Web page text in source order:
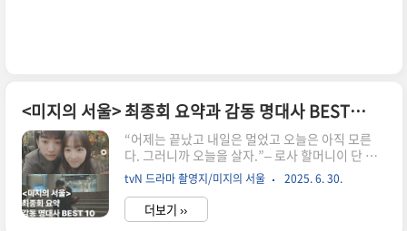
<미지의 서울> 최종회 요약과 감동 명대사 BEST 10
“어제는 끝났고 내일은 멀었고 오늘은 아직 모른
다. 그러니까 오늘을 살자.”– 로사 할머니이 단 한
문장이 이 우리에게 전한 모든 메시지를 압축합니
다.tvN 드라마 은 방영 내내 잔잔하지만 강력한 메
시지로 시청자들의 마음을 울렸습니다.특히 최종
회에서는 각각의 캐릭터들이 자기만의 고통과 상처
tvN 드라마 촬영지/미지의 서울 2025. 6. 30.
더보기 ››